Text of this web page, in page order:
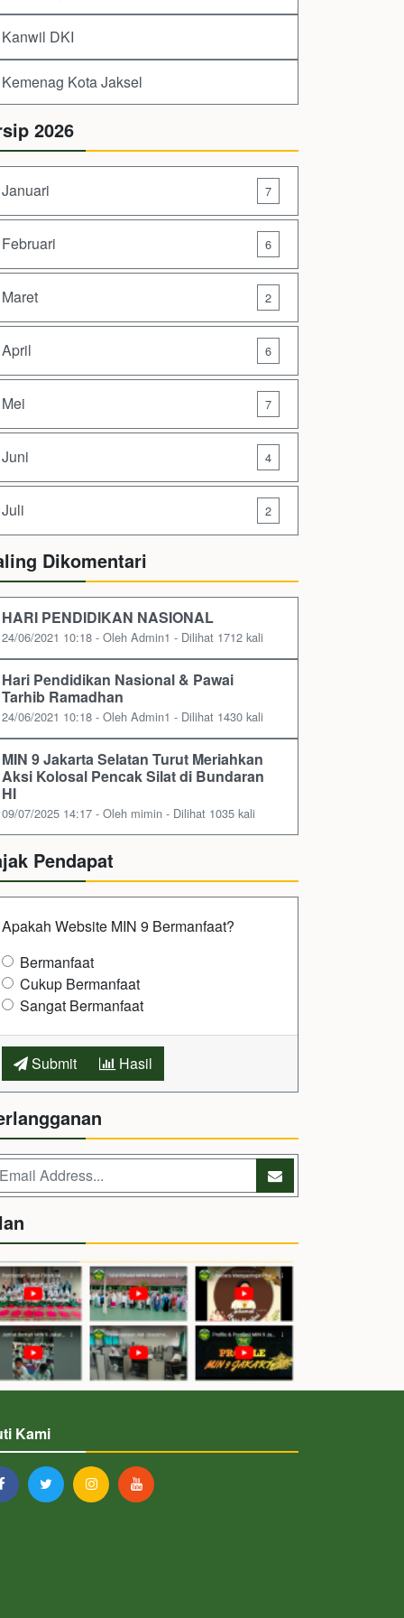
Kanwil DKI
Kemenag Kota Jaksel
2026
Januari 7
Februari 6
Maret 2
April 6
Mei 7
Juni 4
Juli 2
Dikomentari
HARI PENDIDIKAN NASIONAL
24/06/2021 10:18 - Oleh Admin1 - Dilihat 1712 kali
Hari Pendidikan Nasional & Pawai
Tarhib Ramadhan
24/06/2021 10:18 - Oleh Admin1 - Dilihat 1430 kali
MIN 9 Jakarta Selatan Turut Meriahkan
Aksi Kolosal Pencak Silat di Bundaran
HI
09/07/2025 14:17 - Oleh mimin - Dilihat 1035 kali
Pendapat
Apakah Website MIN 9 Bermanfaat?
Bermanfaat
Cukup Bermanfaat
Sangat Bermanfaat
Submit Hasil
Kami